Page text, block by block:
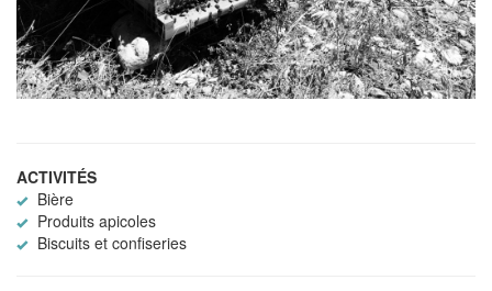
ACTIVITÉS
Bière
Produits apicoles
Biscuits et confiseries